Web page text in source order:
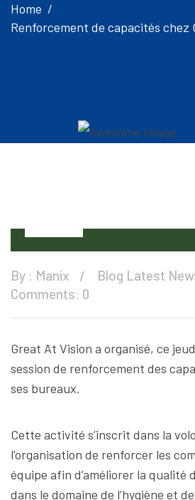
Home
Renforcement de capacités chez
By : Manix Blog Latest
Comments: 0
Great At Vision a organisé, ce
session de renforcement des
ses bureaux.
Cette activité s’inscrit dans la
l’organisation de renforcer les
équipe afin d’améliorer la qualité
dans le domaine de l’hygiène et de